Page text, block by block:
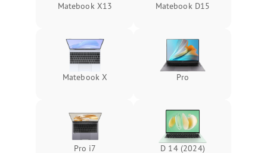
Matebook X13 Matebook D15
Matebook X Pro
Pro i7 D 14 (2024)